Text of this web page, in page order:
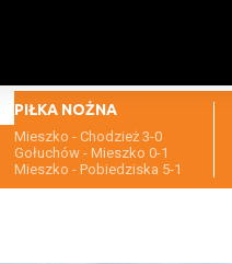
PIŁKA NOŻNA
Mieszko - Chodzież 3-0
Gołuchów - Mieszko 0-1
Mieszko - Pobiedziska 5-1